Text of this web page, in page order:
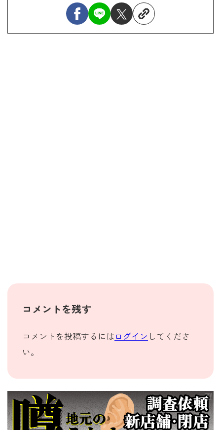
コメントを残す
コメントを投稿するには ログイン してくださ
い。